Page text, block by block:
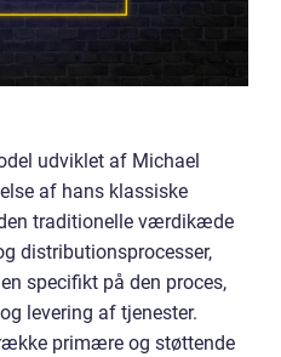
udviklet af Michael
af hans klassiske
traditionelle værdikæde
distributionsprocesser,
specifikt på den proces,
levering af tjenester.
primære og støttende